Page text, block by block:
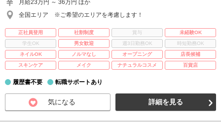
月給23万円 ～ 36万円 ほか
全国エリア ※ご希望のエリアを考慮します！
正社員登用 社割制度 賞与
未経験OK
学生OK
男女歓迎 週3日勤務OK
時短勤務OK
ネイルOK
ノルマなし オープニング
店長候補
スキンケア
メイク ナチュラルコスメ 百貨店
履歴書不要 転職サポートあり
気になる 詳細を見る